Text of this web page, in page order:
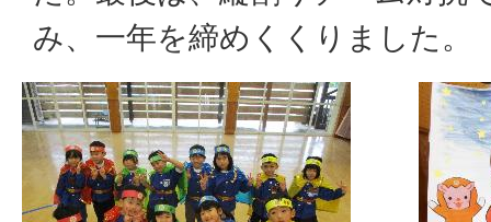
み、一年を締めくくりました。